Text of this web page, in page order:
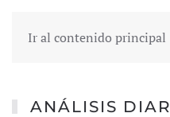
Ir al contenido principal
ANÁLISIS